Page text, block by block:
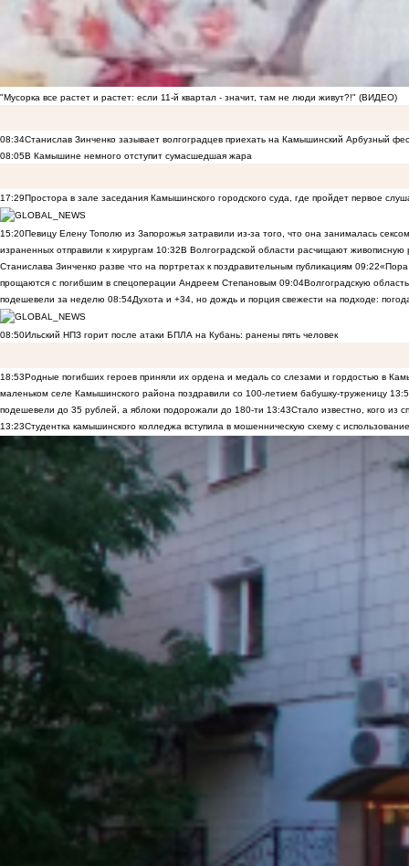
"Мусорка все растет и растет: если 11-й квартал - значит, там не люди живут?!" (ВИДЕО)
08:34Станислав Зинченко зазывает волгоградцев приехать на Камышинский Арбузный
08:05В Камышине немного отступит сумасшедшая жара
17:29Простора в зале заседания Камышинского городского суда, где пройдет первое
15:20Певицу Елену Тополю из Запорожья затравили из-за того, что она занималась
израненных отправили к хирургам 10:32В Волгоградской области расчищают
Станислава Зинченко разве что на портретах к поздравительным публикациям 09:22«Пора
прощаются с погибшим в спецоперации Андреем Степановым 09:04Волгоградскую
подешевели за неделю 08:54Духота и +34, но дождь и порция свежести на подходе:
08:50Ильский НПЗ горит после атаки БПЛА на Кубань: ранены пять человек
18:53Родные погибших героев приняли их ордена и медаль со слезами и гордостью в
маленьком селе Камышинского района поздравили со 100-летием бабушку-труженицу
подешевели до 35 рублей, а яблоки подорожали до 180-ти 13:43Стало известно, кого из
13:23Студентка камышинского колледжа вступила в мошенническую схему с